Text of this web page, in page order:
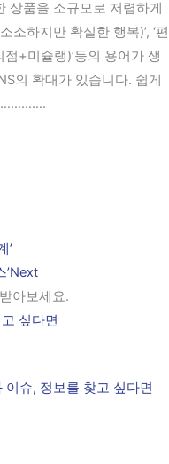
상품을 소규모로 저렴하게
소하지만 확실한 행복)’, ‘편
+미슐랭)’등의 용어가 생
의 확대가 있습니다. 쉽게
’
’Next
아보세요.
싶다면
이슈, 정보를 찾고 싶다면